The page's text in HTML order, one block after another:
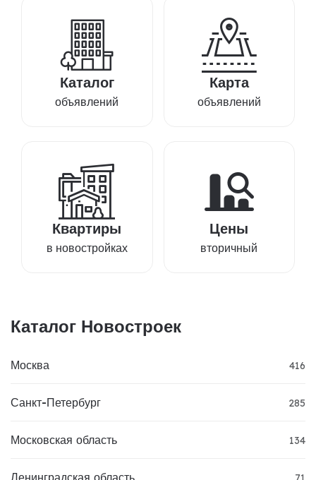
Каталог
объявлений
Карта
объявлений
Квартиры
в новостройках
Цены
вторичный
Каталог Новостроек
Москва 416
Санкт-Петербург 285
Московская область 134
Ленинградская область